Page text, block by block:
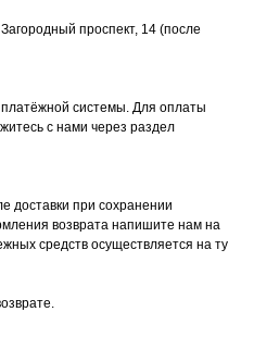
проспект, 14 (после
системы. Для оплаты
с нами через раздел
доставки при сохранении
возврата напишите нам на
средств осуществляется на ту